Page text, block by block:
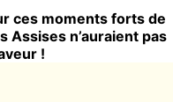
ces moments forts de
Assises n’auraient pas
!